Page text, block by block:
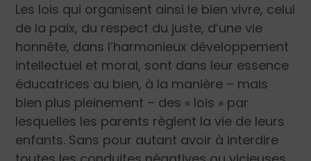
Les lois qui organisent ainsi le bien vivre, celui
de la paix, du respect du juste, d’une vie
honnête, dans l’harmonieux développement
intellectuel et moral, sont dans leur essence
éducatrices au bien, à la manière – mais
bien plus pleinement – des « lois » par
lesquelles les parents règlent la vie de leurs
enfants. Sans pour autant avoir à interdire